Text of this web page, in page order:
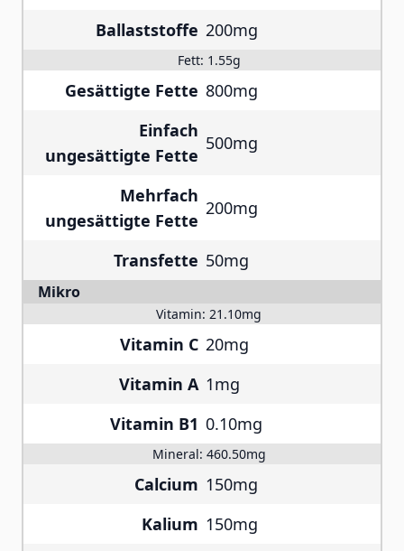
Ballaststoffe 200mg
Fett: 1.55g
Gesättigte Fette 800mg
Einfach
ungesättigte Fette
500mg
Mehrfach
ungesättigte Fette
200mg
Transfette 50mg
Mikro
Vitamin: 21.10mg
Vitamin C 20mg
Vitamin A 1mg
Vitamin B1 0.10mg
Mineral: 460.50mg
Calcium 150mg
Kalium 150mg